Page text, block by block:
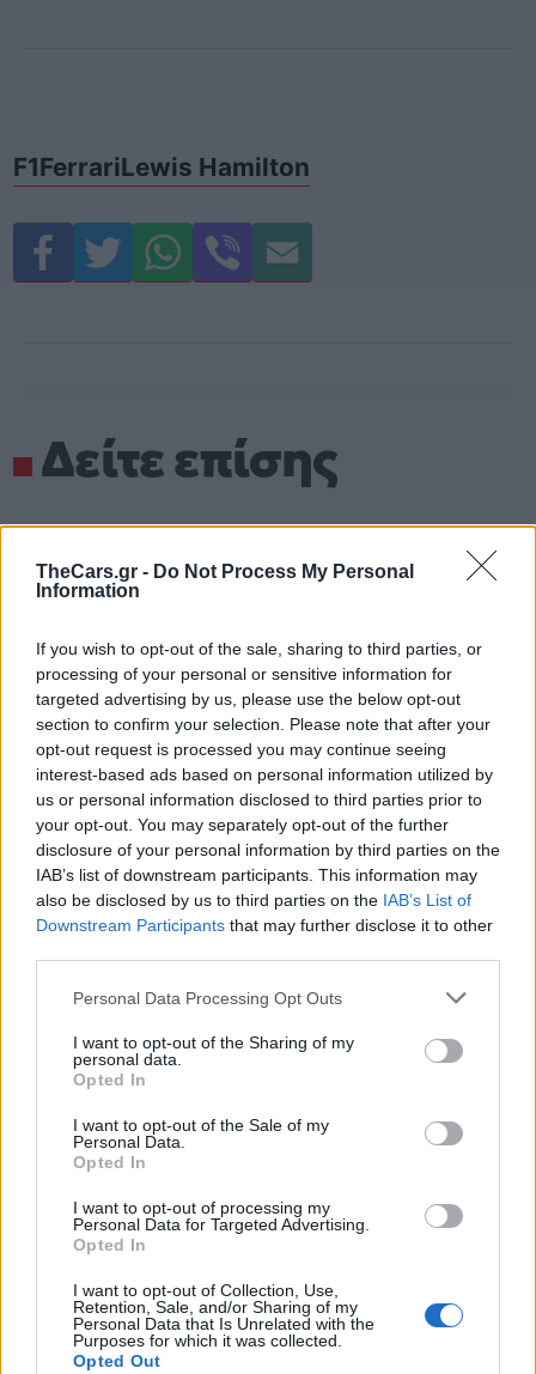
TheCars.gr - Do Not Process My Personal
Information
If you wish to opt-out of the sale, sharing to third parties, or
processing of your personal or sensitive information for
targeted advertising by us, please use the below opt-out
section to confirm your selection. Please note that after your
opt-out request is processed you may continue seeing
interest-based ads based on personal information utilized by
us or personal information disclosed to third parties prior to
your opt-out. You may separately opt-out of the further
disclosure of your personal information by third parties on the
IAB’s list of downstream participants. This information may
also be disclosed by us to third parties on the IAB’s List of
Downstream Participants that may further disclose it to other
Personal Data Processing Opt Outs
I want to opt-out of the Sharing of my
personal data.
Opted In
I want to opt-out of the Sale of my
Personal Data.
Opted In
I want to opt-out of processing my
Personal Data for Targeted Advertising.
Opted In
I want to opt-out of Collection, Use,
Retention, Sale, and/or Sharing of my
Personal Data that Is Unrelated with the
Purposes for which it was collected.
Opted Out
F1FerrariLewis Hamilton
Δείτε επίσης
Δοκιμάζουμε το οικογενειακό